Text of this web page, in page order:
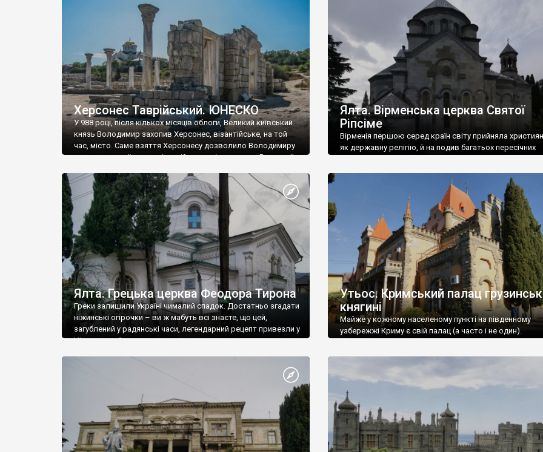
візантійської доби. Раритети викрадені з фондів об’єкту
культурної спадщини ЮНЕСКО «Херсонеса Таврійського».
Офіційно – на виставку «Золото Візантії», але експерти та
влада в Україні вважають це лише […]
називаються «повстяками» (postaki)…” “Вино. Крим
виробляє відмінне вино і його вдосталь: воно все
легке біле і дуже […]
Херсонес Таврійський. ЮНЕСКО
У 988 році, після кількох місяців облоги, Великий київський
князь Володимир захопив Херсонес, візантійське, на той
час, місто. Саме взяття Херсонесу дозволило Володимиру
диктувати свої умови візантійському імператору Василю ІІ,
Херсонесі Володимир-язичник, став Василем-
християнином. А потім було Хрещення Русі. На честь
Херсонесу Таврійського названо місто […]
Ялта. Вірменська церква Святої
Ріпсіме
Вірменія першою серед країн світу прийняла
як державну релігію, й на подив багатьох пересічних
Ялта. Грецька церква Феодора Тирона
Греки залишили Україні чималий спадок. Достатньо згадати
ніжинські огірочки – ви ж мабуть всі знаєте, що цей,
загублений у радянські часи, легендарний рецепт привезли у
Ніжин греки?
Утьос. Кримський палац
княгині
Майже у кожному населеному пункті на південному
узбережжі Криму є свій палац (а часто і не один).